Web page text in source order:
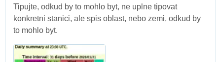
Tipujte, odkud by to mohlo byt, ne uplne tipovat
konkretni stanici, ale spis oblast, nebo zemi, odkud by
to mohlo byt.